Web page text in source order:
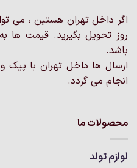
روز تحویل بگیرید. قیمت
باشد.
ارسال ها داخل تهران با پیک
انجام می گردد.
محصولات ما
لوازم تولد